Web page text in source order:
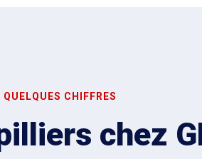
QUELQUES CHIFFRES
chez